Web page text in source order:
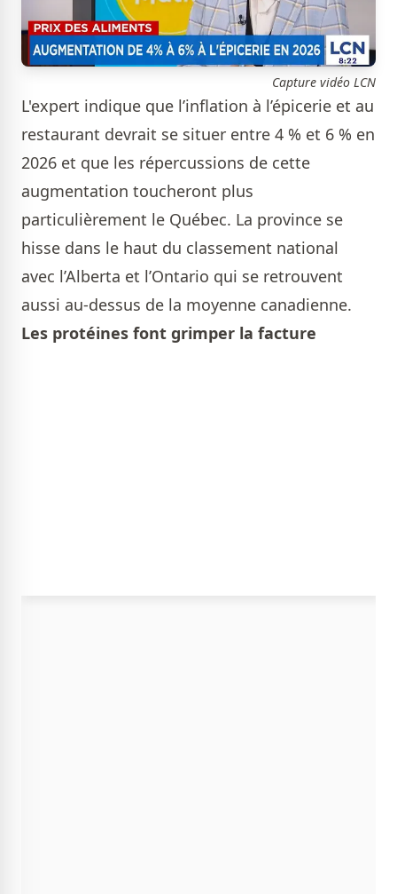
Capture vidéo LCN
L'expert indique que l’inflation à l’épicerie et au
restaurant devrait se situer entre 4 % et 6 % en
2026 et que les répercussions de cette
augmentation toucheront plus
particulièrement le Québec. La province se
hisse dans le haut du classement national
avec l’Alberta et l’Ontario qui se retrouvent
aussi au-dessus de la moyenne canadienne.
Les protéines font grimper la facture